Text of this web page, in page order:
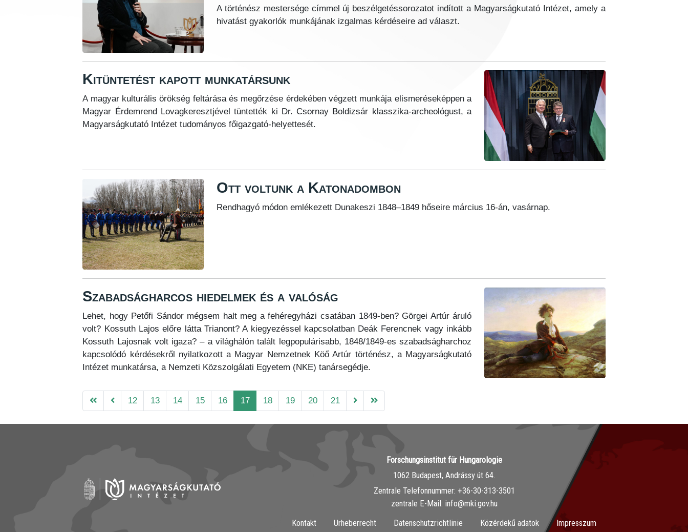
A történész mestersége címmel új beszélgetéssorozatot indított a Magyarságkutató Intézet, amely a
hivatást gyakorlók munkájának izgalmas kérdéseire ad választ.
Kitüntetést kapott munkatársunk
A magyar kulturális örökség feltárása és megőrzése érdekében végzett munkája elismeréseképpen a
Magyar Érdemrend Lovagkeresztjével tüntették ki Dr. Csornay Boldizsár klasszika-archeológust, a
Magyarságkutató Intézet tudományos főigazgató-helyettesét.
Ott voltunk a Katonadombon
Rendhagyó módon emlékezett Dunakeszi 1848–1849 hőseire március 16-án, vasárnap.
Szabadságharcos hiedelmek és a valóság
Lehet, hogy Petőfi Sándor mégsem halt meg a fehéregyházi csatában 1849-ben? Görgei Artúr áruló
volt? Kossuth Lajos előre látta Trianont? A kiegyezéssel kapcsolatban Deák Ferencnek vagy inkább
Kossuth Lajosnak volt igaza? – a világhálón talált legpopulárisabb, 1848/1849-es szabadságharchoz
kapcsolódó kérdésekről nyilatkozott a Magyar Nemzetnek Köő Artúr történész, a Magyarságkutató
Intézet munkatársa, a Nemzeti Közszolgálati Egyetem (NKE) tanársegédje.
12 13 14 15 16 17 18 19 20 21
Forschungsinstitut für Hungarologie
1062 Budapest, Andrássy út 64.
Zentrale Telefonnummer: ‭+36-30-313-3501
zentrale E-Mail: info@mki.gov.hu
Kontakt Urheberrecht Datenschutzrichtlinie Közérdekű adatok Impresszum